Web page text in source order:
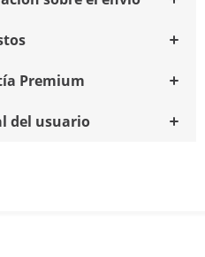
Premium
del usuario